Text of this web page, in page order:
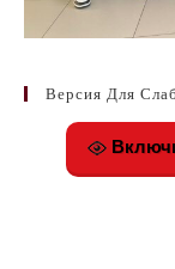
Версия Для